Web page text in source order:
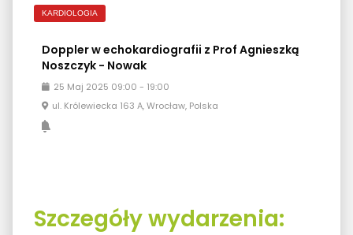
KARDIOLOGIA
Doppler w echokardiografii z Prof Agnieszką
Noszczyk - Nowak
25 Maj 2025 09:00 - 19:00
ul. Królewiecka 163 A, Wrocław, Polska
Szczegóły wydarzenia: